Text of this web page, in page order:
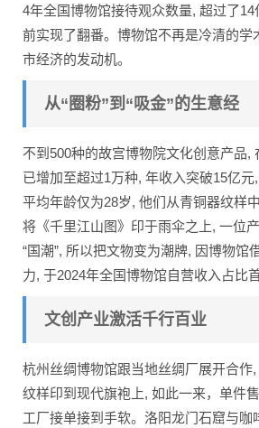
4年全国博物馆接待观众数量, 超过了
前实现了翻番。博物馆不再是冷清的学
市经济的发动机。
从“圈粉”到“吸金”的生意经
不到500种的故宫博物院文化创意产品,
已增加至超过1万种, 年收入突破15亿元
平均年龄仅为28岁, 他们从青铜器纹样
将《千里江山图》印于雨伞之上, 一位
“国潮”, 所以把文物变为潮牌, 因博物馆
力, 于2024年全国博物馆自营收入占比
文创产业激活千行百业
杭州丝绸博物馆跟当地丝绸厂展开合作
纹样印到现代旗袍上, 如此一来，单件
工厂接单接到手软。洛阳龙门石窟与咖